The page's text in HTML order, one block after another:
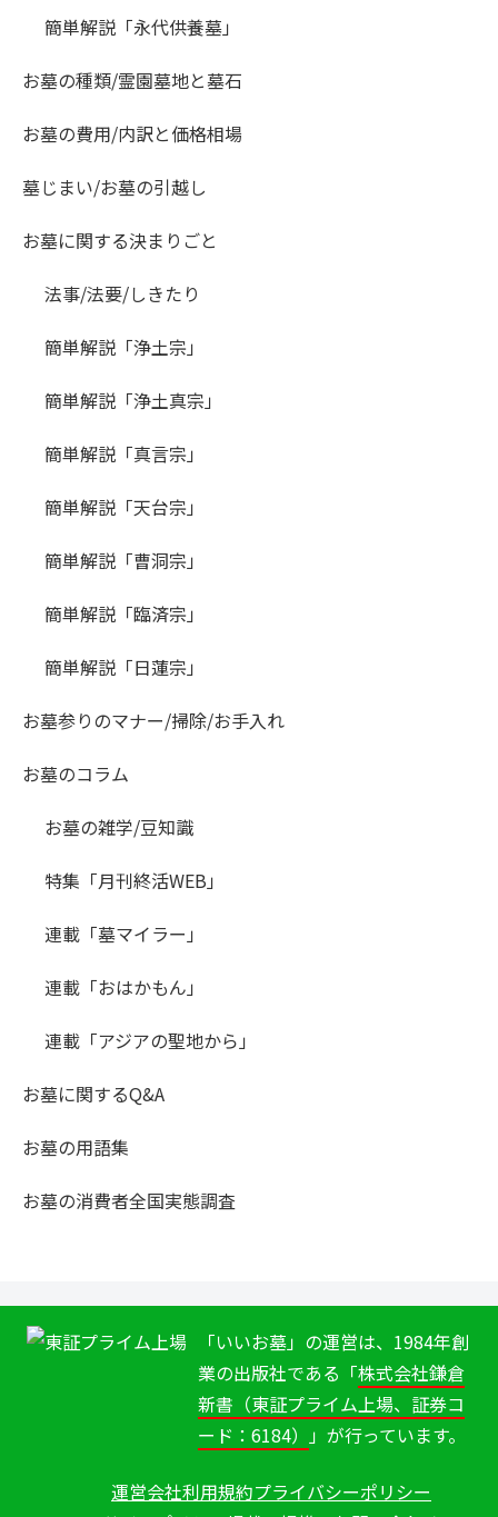
簡単解説「永代供養墓」
お墓の種類/霊園墓地と墓石
お墓の費用/内訳と価格相場
墓じまい/お墓の引越し
お墓に関する決まりごと
法事/法要/しきたり
簡単解説「浄土宗」
簡単解説「浄土真宗」
簡単解説「真言宗」
簡単解説「天台宗」
簡単解説「曹洞宗」
簡単解説「臨済宗」
簡単解説「日蓮宗」
お墓参りのマナー/掃除/お手入れ
お墓のコラム
お墓の雑学/豆知識
特集「月刊終活WEB」
連載「墓マイラー」
連載「おはかもん」
連載「アジアの聖地から」
お墓に関するQ&A
お墓の用語集
お墓の消費者全国実態調査
「いいお墓」の運営は、1984年創
業の出版社である「株式会社鎌倉
新書（東証プライム上場、証券コ
ード：6184） 」が行っています。
運営会社利用規約プライバシーポリシー